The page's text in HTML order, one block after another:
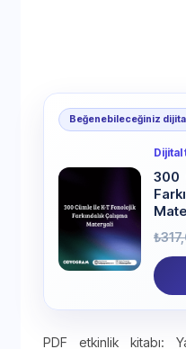
Beğenebileceğiniz
300
₺
PDF etkinlik kitabı: